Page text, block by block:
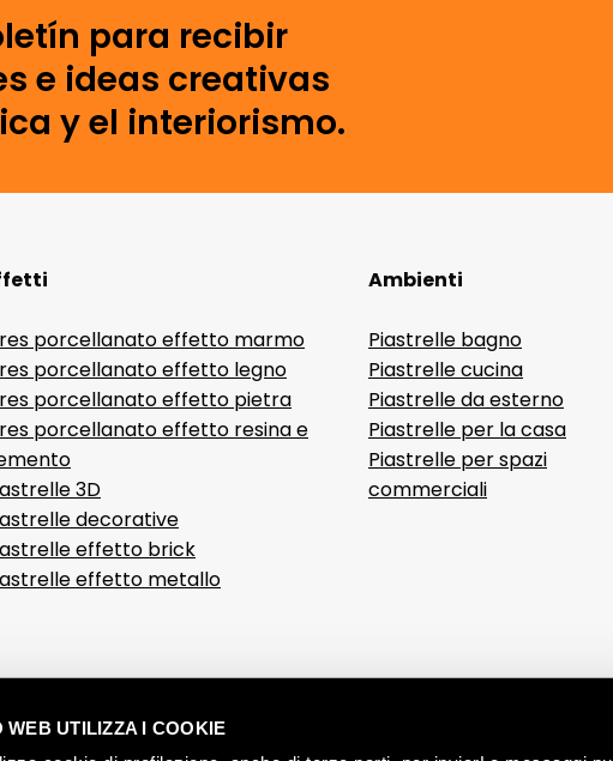
WEB UTILIZZA I COOKIE
para recibir
e ideas creativas
y el interiorismo.
porcellanato effetto marmo
porcellanato effetto legno
porcellanato effetto pietra
porcellanato effetto resina e
3D
decorative
effetto brick
effetto metallo
Ambienti
Piastrelle bagno
Piastrelle cucina
Piastrelle da esterno
Piastrelle per la casa
Piastrelle per spazi
commerciali